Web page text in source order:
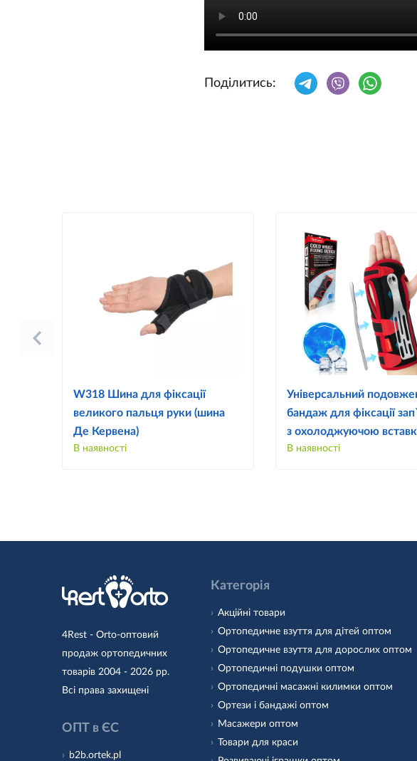
Поділитись:
W318 Шина для фіксації
великого пальця руки (шина
Де Кервена)
В наявності
Універсальний
бандаж для фіксації
з охолоджуючою
В наявності
4Rest - Orto-оптовий
продаж ортопедичних
товарів 2004 - 2026 рр.
Всі права захищені
ОПТ в ЄС
b2b.ortek.pl
Категорія
Акційні товари
Ортопедичне взуття для дітей оптом
Ортопедичне взуття для дорослих оптом
Ортопедичні подушки оптом
Ортопедичні масажні килимки оптом
Ортези і бандажі оптом
Масажери оптом
Товари для краси